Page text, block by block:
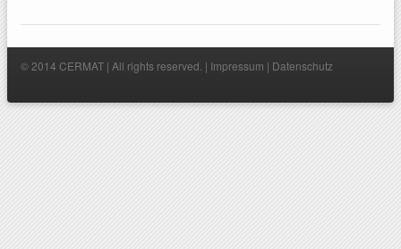
© 2014 CERMAT | All rights reserved. | Impressum | Datenschutz